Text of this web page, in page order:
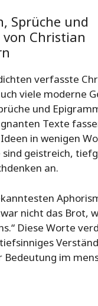
Sprüche und
von Christian
verfasste
viele moderne
und
Texte
in wenigen
sind geistreich,
an.
nicht das Brot,
Diese Worte
Bedeutung im